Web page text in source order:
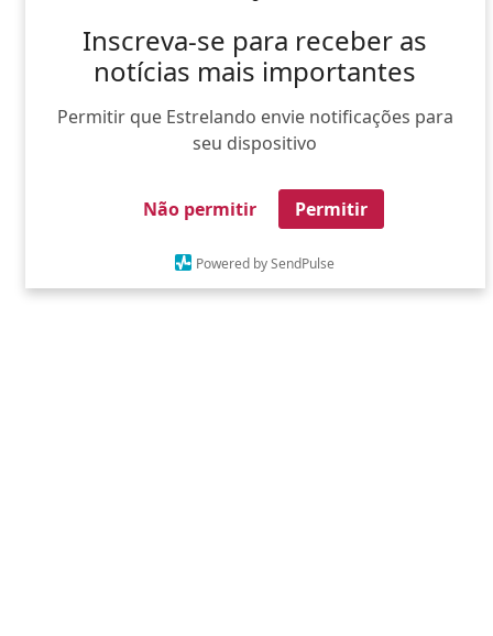
Inscreva-se para receber as
notícias mais importantes
Permitir que Estrelando envie notificações para
seu dispositivo
Não permitir Permitir
Powered by SendPulse